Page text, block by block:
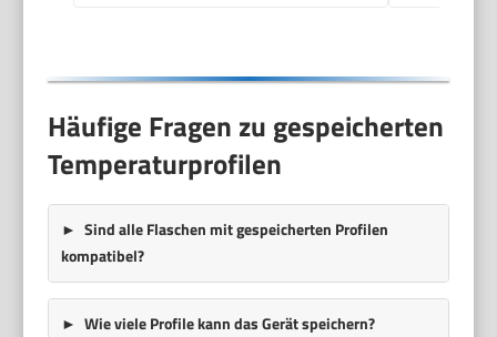
Häufige Fragen zu gespeicherten
Temperaturprofilen
Sind alle Flaschen mit gespeicherten Profilen
kompatibel?
Wie viele Profile kann das Gerät speichern?